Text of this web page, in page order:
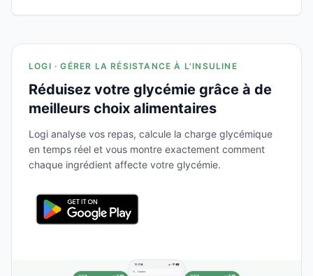
LOGI · GÉRER LA RÉSISTANCE À L'INSULINE
Réduisez votre glycémie grâce à de
meilleurs choix alimentaires
Logi analyse vos repas, calcule la charge glycémique
en temps réel et vous montre exactement comment
chaque ingrédient affecte votre glycémie.